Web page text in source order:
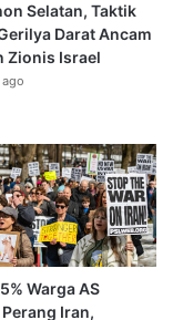
Selatan, Taktik
Darat Ancam
Zionis Israel
Warga AS
Iran,